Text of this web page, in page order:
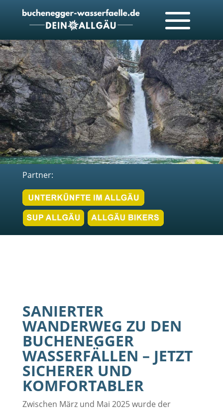
Partner:
SANIERTER
WANDERWEG ZU DEN
BUCHENEGGER
WASSERFÄLLEN – JETZT
SICHERER UND
KOMFORTABLER
Zwischen März und Mai 2025 wurde der